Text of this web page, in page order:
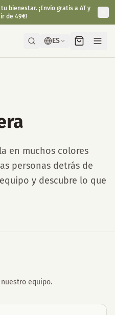
ES
en muchos colores
personas detrás de
y descubre lo que
equipo.
bienestar. ¡Envío gratis a AT y
de 49€!